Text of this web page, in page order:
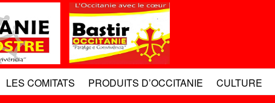
LES COMITATS PRODUITS D’OCCITANIE CULTURE